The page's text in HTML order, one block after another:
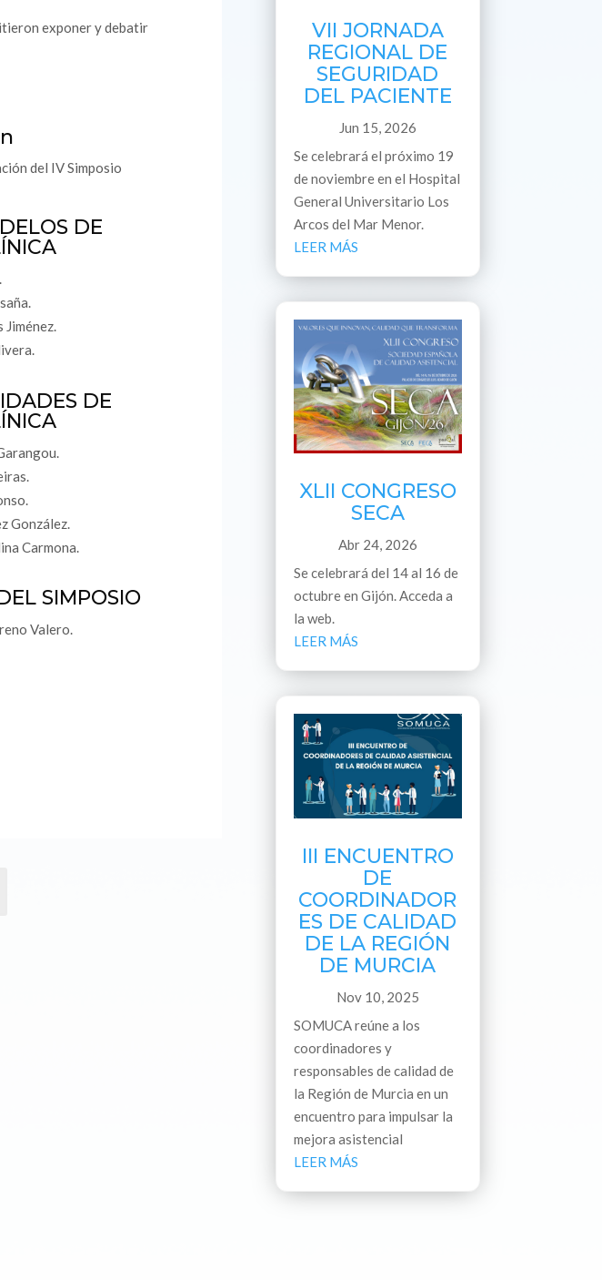
exponer y debatir
del IV Simposio
DE
DE
González.
Carmona.
SIMPOSIO
Valero.
VII JORNADA
REGIONAL DE
SEGURIDAD
DEL PACIENTE
Jun 15, 2026
Se celebrará el próximo 19
de noviembre en el Hospital
General Universitario Los
Arcos del Mar Menor.
LEER MÁS
XLII CONGRESO
SECA
Abr 24, 2026
Se celebrará del 14 al 16 de
octubre en Gijón. Acceda a
la web.
LEER MÁS
III ENCUENTRO
DE
COORDINADOR
ES DE CALIDAD
DE LA REGIÓN
DE MURCIA
Nov 10, 2025
SOMUCA reúne a los
coordinadores y
responsables de calidad de
la Región de Murcia en un
encuentro para impulsar la
mejora asistencial
LEER MÁS